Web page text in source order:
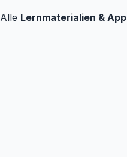
Alle Lernmaterialien & App